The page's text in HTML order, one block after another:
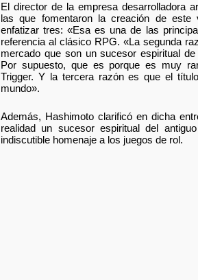
El director de la empresa desarrolladora
las que fomentaron la creación de
enfatizar tres: «Esa es una de las
referencia al clásico RPG. «La segunda
mercado que son un sucesor espiritual
Por supuesto, que es porque es muy
Trigger. Y la tercera razón es que el
mundo».
Además, Hashimoto clarificó en dicha
realidad un sucesor espiritual del
indiscutible homenaje a los juegos de rol.